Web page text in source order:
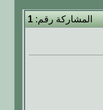
المشاركة رقم:1